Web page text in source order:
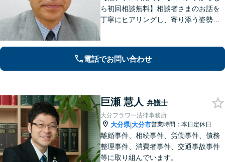
ら初回相談無料】相談者さまのお話を
丁寧にヒアリングし、寄り添う姿勢を
ような結果となるよう、誠心誠意尽く
電話でお問い合わせ
巨瀬 慧人 弁護士
大分フラワー法律事務所
大分県|大分市営業時間：本日定休日
離婚事件、相続事件、労働事件、債務
整理事件、消費者事件、交通事故事件
等に取り組んでいます。